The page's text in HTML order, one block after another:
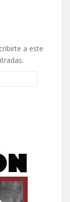
a este